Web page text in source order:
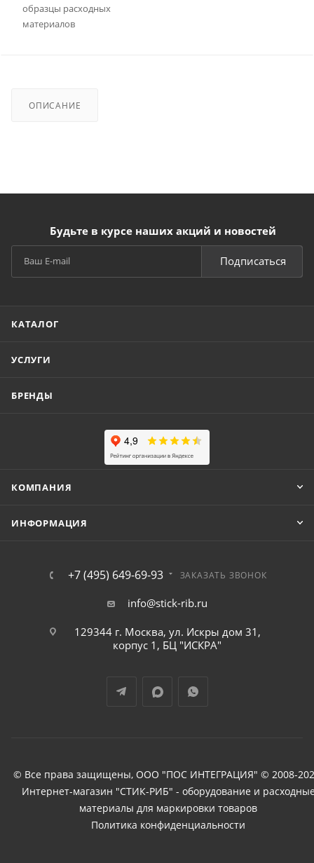
образцы расходных
материалов
ОПИСАНИЕ
Будьте в курсе наших акций и новостей
Подписаться
КАТАЛОГ
УСЛУГИ
БРЕНДЫ
КОМПАНИЯ
ИНФОРМАЦИЯ
+7 (495) 649-69-93 ЗАКАЗАТЬ ЗВОНОК
info@stick-rib.ru
129344 г. Москва, ул. Искры дом 31,
корпус 1, БЦ "ИСКРА"
© Все права защищены, ООО "ПОС ИНТЕГРАЦИЯ" © 2008-
Интернет-магазин "СТИК-РИБ" - оборудование и
материалы для маркировки товаров
Политика конфиденциальности